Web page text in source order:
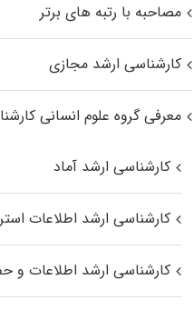
مصاحبه با رتبه های برتر
کارشناسی ارشد مجازی
معرفی گروه علوم انسانی
کارشناسی ارشد آماد
کارشناسی ارشد اطلاعات
کارشناسی ارشد اطلاعات و